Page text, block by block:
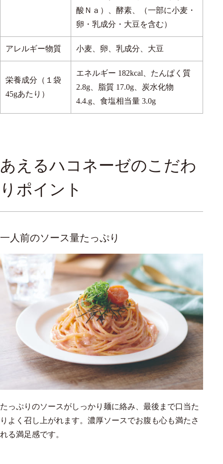
酸Ｎａ）、酵素、（一部に小麦・
卵・乳成分・大豆を含む）
アレルギー物質 小麦、卵、乳成分、大豆
栄養成分（１袋
45gあたり）
エネルギー 182kcal、たんぱく質
2.8g、脂質 17.0g、炭水化物
4.4.g、食塩相当量 3.0g
あえるハコネーゼのこだわ
りポイント
一人前のソース量たっぷり
たっぷりのソースがしっかり麺に絡み、最後まで口当た
りよく召し上がれます。濃厚ソースでお腹も心も満たさ
れる満足感です。